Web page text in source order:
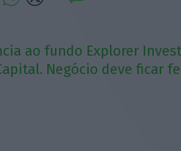
ao fundo Explorer
Negócio deve ficar